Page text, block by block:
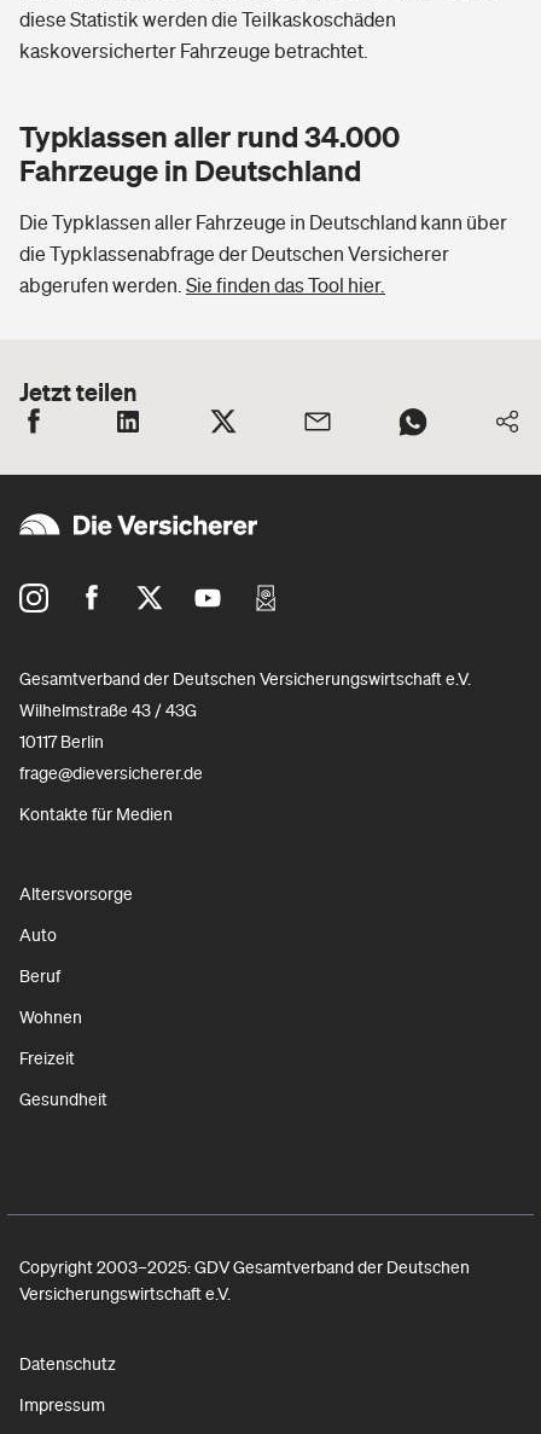
diese Statistik werden die Teilkaskoschäden
kaskoversicherter Fahrzeuge betrachtet.
Typklassen aller rund 34.000
Fahrzeuge in Deutschland
Die Typklassen aller Fahrzeuge in Deutschland kann über
die Typklassenabfrage der Deutschen Versicherer
abgerufen werden. Sie finden das Tool hier.
Jetzt teilen
Gesamtverband der Deutschen Versicherungswirtschaft e.V.
Wilhelmstraße 43 / 43G
10117 Berlin
frage@dieversicherer.de
Kontakte für Medien
Altersvorsorge
Auto
Beruf
Wohnen
Freizeit
Gesundheit
Copyright 2003–2025: GDV Gesamtverband der Deutschen
Versicherungswirtschaft e.V.
Datenschutz
Impressum